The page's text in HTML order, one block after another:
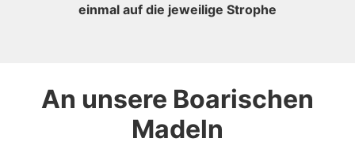
einmal auf die jeweilige Strophe
An unsere Boarischen
Madeln